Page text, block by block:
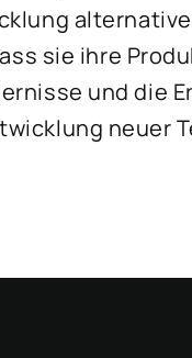
sie ihre
und die
neuer